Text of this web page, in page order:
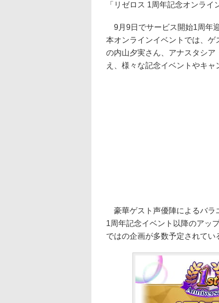
「リゼロス 1周年記念オンラ
9月9日でサービス開始1周年
本オンラインイベントでは、
の内山夕実さん、アナスタシ
え、様々な記念イベントやキ
豪華ゲスト声優陣によるバラ
1周年記念イベント以降のアッ
ではの企画が多数予定されて